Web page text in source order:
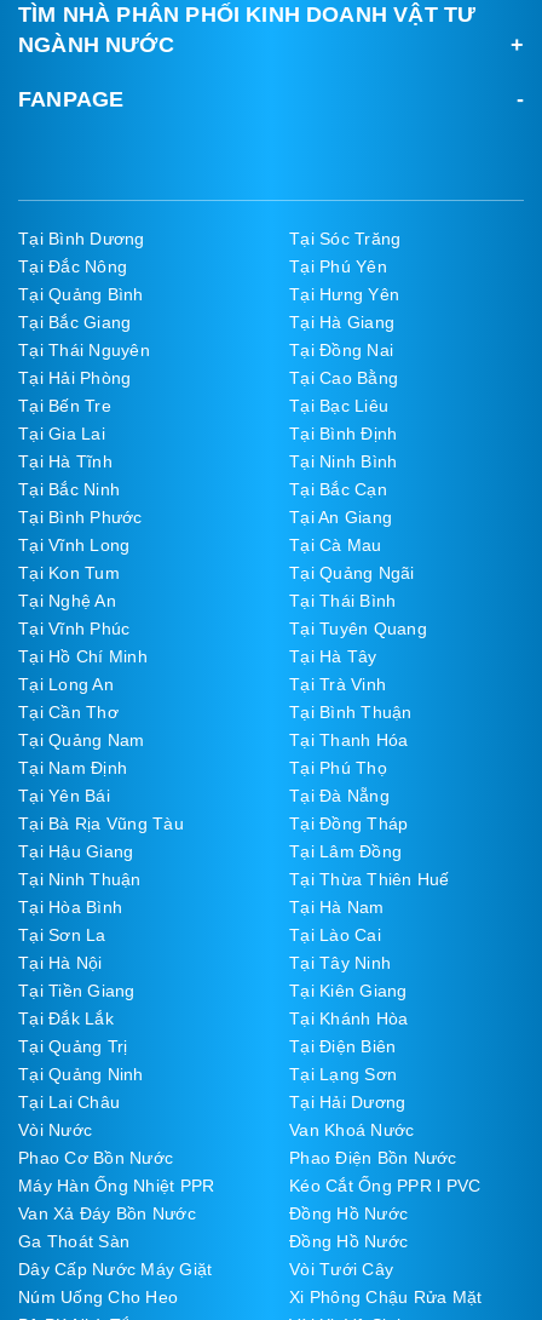
TÌM NHÀ PHÂN PHỐI KINH DOANH VẬT TƯ
NGÀNH NƯỚC
FANPAGE
Tại Bình Dương
Tại Sóc Trăng
Tại Đắc Nông
Tại Phú Yên
Tại Quảng Bình
Tại Hưng Yên
Tại Bắc Giang
Tại Hà Giang
Tại Thái Nguyên
Tại Đồng Nai
Tại Hải Phòng
Tại Cao Bằng
Tại Bến Tre
Tại Bạc Liêu
Tại Gia Lai
Tại Bình Định
Tại Hà Tĩnh
Tại Ninh Bình
Tại Bắc Ninh
Tại Bắc Cạn
Tại Bình Phước
Tại An Giang
Tại Vĩnh Long
Tại Cà Mau
Tại Kon Tum
Tại Quảng Ngãi
Tại Nghệ An
Tại Thái Bình
Tại Vĩnh Phúc
Tại Tuyên Quang
Tại Hồ Chí Minh
Tại Hà Tây
Tại Long An
Tại Trà Vinh
Tại Cần Thơ
Tại Bình Thuận
Tại Quảng Nam
Tại Thanh Hóa
Tại Nam Định
Tại Phú Thọ
Tại Yên Bái
Tại Đà Nẵng
Tại Bà Rịa Vũng Tàu
Tại Đồng Tháp
Tại Hậu Giang
Tại Lâm Đồng
Tại Ninh Thuận
Tại Thừa Thiên Huế
Tại Hòa Bình
Tại Hà Nam
Tại Sơn La
Tại Lào Cai
Tại Hà Nội
Tại Tây Ninh
Tại Tiền Giang
Tại Kiên Giang
Tại Đắk Lắk
Tại Khánh Hòa
Tại Quảng Trị
Tại Điện Biên
Tại Quảng Ninh
Tại Lạng Sơn
Tại Lai Châu
Tại Hải Dương
Vòi Nước
Van Khoá Nước
Phao Cơ Bồn Nước
Phao Điện Bồn Nước
Máy Hàn Ống Nhiệt PPR
Kéo Cắt Ống PPR l PVC
Van Xả Đáy Bồn Nước
Đồng Hồ Nước
Ga Thoát Sàn
Đồng Hồ Nước
Dây Cấp Nước Máy Giặt
Vòi Tưới Cây
Núm Uống Cho Heo
Xi Phông Chậu Rửa Mặt